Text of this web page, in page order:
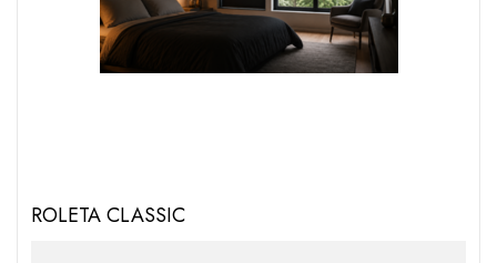
ROLETA CLASSIC